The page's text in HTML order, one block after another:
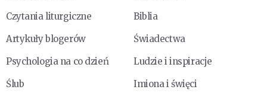
Czytania liturgiczne
Biblia
Artykuły blogerów
Świadectwa
Psychologia na co dzień
Ludzie i inspiracje
Ślub
Imiona i święci